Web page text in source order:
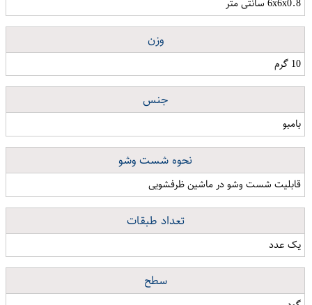
وزن
10 گرم
جنس
بامبو
نحوه شست وشو
قابلیت شست وشو در ماشین ظرفشویی
تعداد طبقات
یک عدد
سطح